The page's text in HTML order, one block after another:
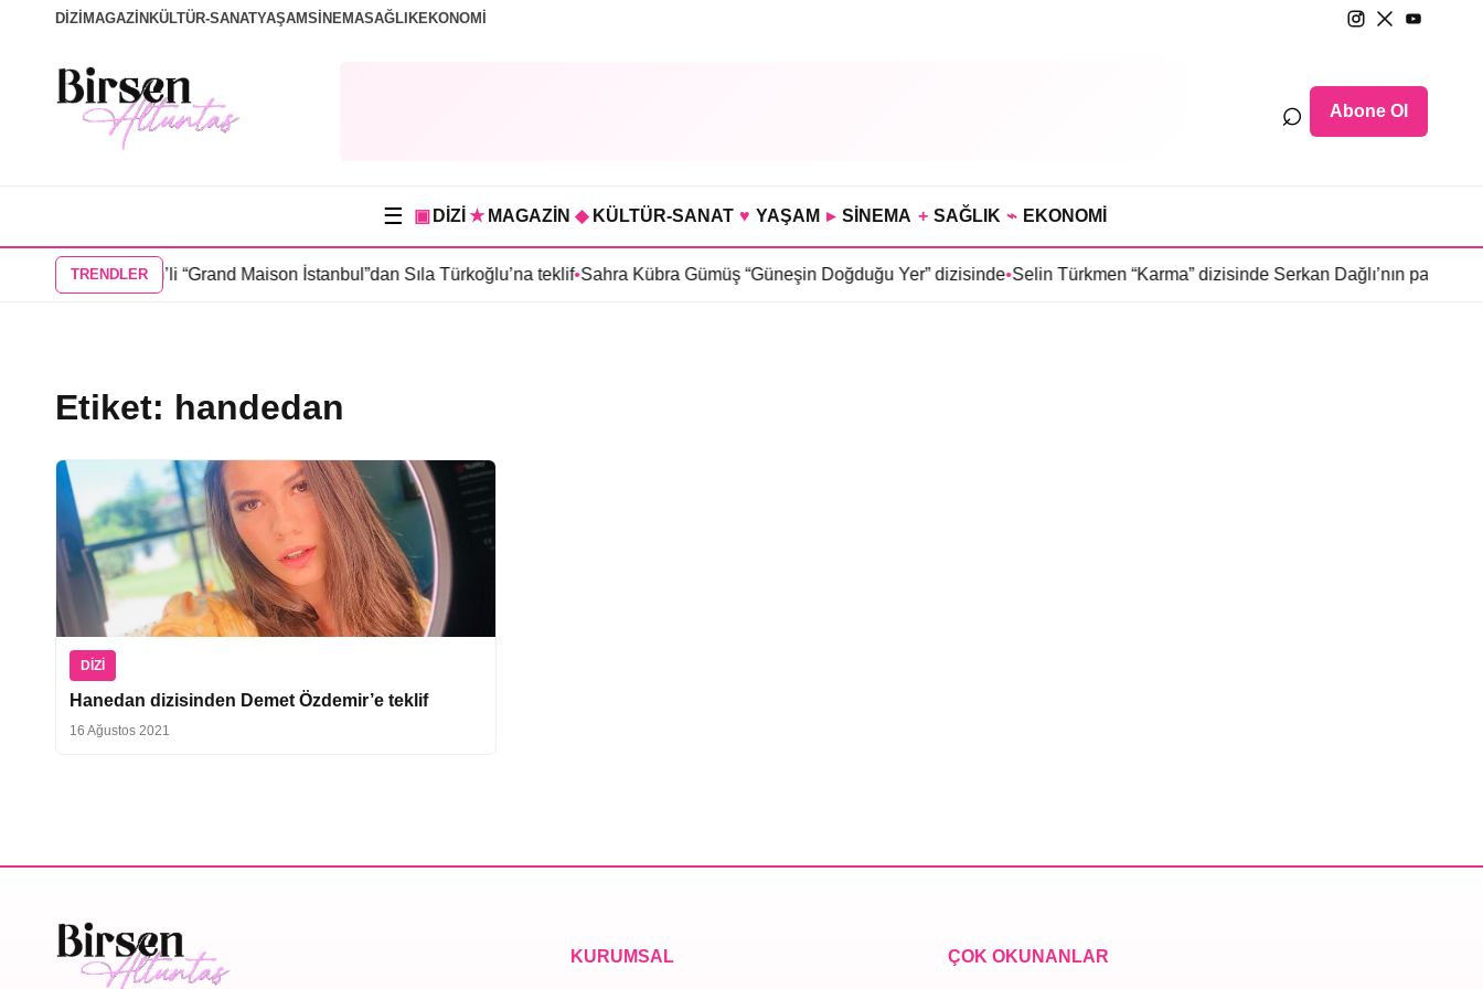
DİZİ MAGAZİN KÜLTÜR-SANATYAŞAMSİNEMASAĞLIKEKONOMİ
⌕ Abone Ol
☰ ▣ DİZİ ★ MAGAZİN ◆ KÜLTÜR-SANAT ♥ YAŞAM ▸ SİNEMA + SAĞLIK ⌁ EKONOMİ
TRENDLER
Kerem Bürsin’li “Grand Maison İstanbul”dan Sıla Türkoğlu’na teklif •Sahra Kübra Gümüş “Güneşin Doğduğu Yer” dizisinde•Selin Türkmen “Karma” dizisinde Serkan Dağlı’nın partnerini
Etiket: handedan
DIZI
Hanedan dizisinden Demet Özdemir’e teklif
16 Ağustos 2021
KURUMSAL ÇOK OKUNANLAR